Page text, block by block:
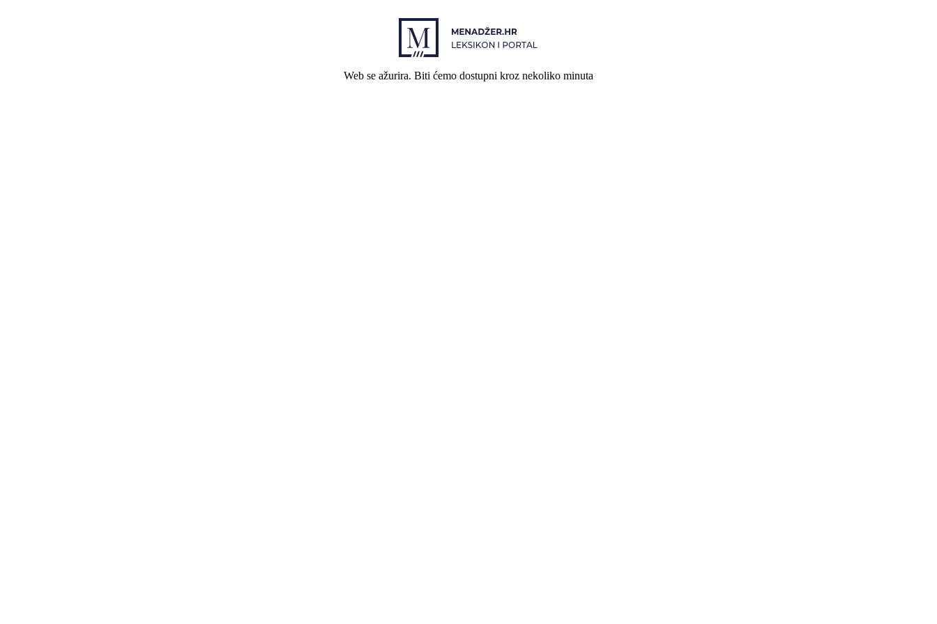
Web se ažurira. Biti ćemo dostupni kroz nekoliko minuta